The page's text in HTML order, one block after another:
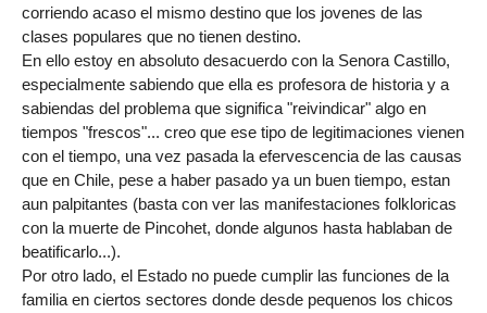
corriendo acaso el mismo destino que los jovenes de las
clases populares que no tienen destino.
En ello estoy en absoluto desacuerdo con la Senora Castillo,
especialmente sabiendo que ella es profesora de historia y a
sabiendas del problema que significa "reivindicar" algo en
tiempos "frescos"... creo que ese tipo de legitimaciones vienen
con el tiempo, una vez pasada la efervescencia de las causas
que en Chile, pese a haber pasado ya un buen tiempo, estan
aun palpitantes (basta con ver las manifestaciones folkloricas
con la muerte de Pincohet, donde algunos hasta hablaban de
beatificarlo...).
Por otro lado, el Estado no puede cumplir las funciones de la
familia en ciertos sectores donde desde pequenos los chicos